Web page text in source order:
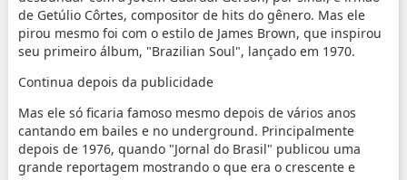
de Getúlio Côrtes, compositor de hits do gênero. Mas ele
pirou mesmo foi com o estilo de James Brown, que inspirou
seu primeiro álbum, "Brazilian Soul", lançado em 1970.
Continua depois da publicidade
Mas ele só ficaria famoso mesmo depois de vários anos
cantando em bailes e no underground. Principalmente
depois de 1976, quando "Jornal do Brasil" publicou uma
grande reportagem mostrando o que era o crescente e